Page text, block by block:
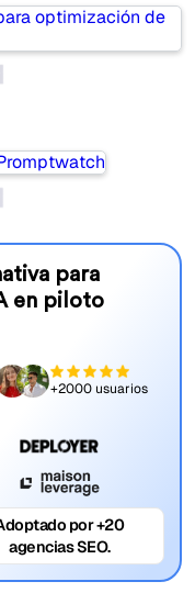
para
en piloto
+2000 usuarios
por +20
agencias SEO.